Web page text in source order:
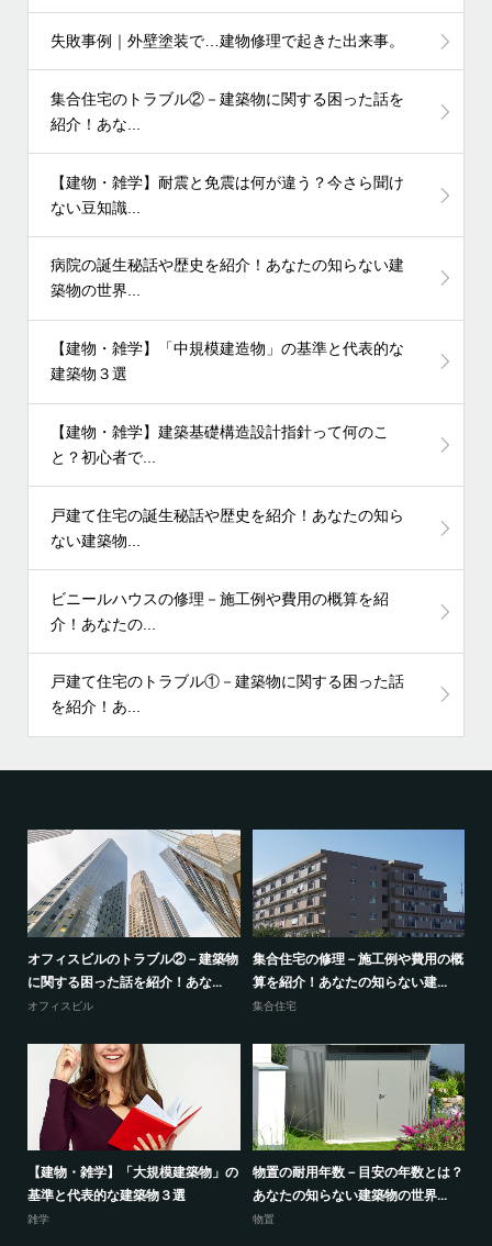
失敗事例｜外壁塗装で…建物修理で起きた出来事。
集合住宅のトラブル②－建築物に関する困った話を
紹介！あな...
【建物・雑学】耐震と免震は何が違う？今さら聞け
ない豆知識...
病院の誕生秘話や歴史を紹介！あなたの知らない建
築物の世界...
【建物・雑学】「中規模建造物」の基準と代表的な
建築物３選
【建物・雑学】建築基礎構造設計指針って何のこ
と？初心者で...
戸建て住宅の誕生秘話や歴史を紹介！あなたの知ら
ない建築物...
ビニールハウスの修理－施工例や費用の概算を紹
介！あなたの...
戸建て住宅のトラブル①－建築物に関する困った話
を紹介！あ...
オフィスビルのトラブル②－建築物
に関する困った話を紹介！あな...
オフィスビル
集合住宅の修理－施工例や費用の概
算を紹介！あなたの知らない建...
集合住宅
【建物・雑学】「大規模建築物」の
基準と代表的な建築物３選
雑学
物置の耐用年数－目安の年数とは？
あなたの知らない建築物の世界...
物置